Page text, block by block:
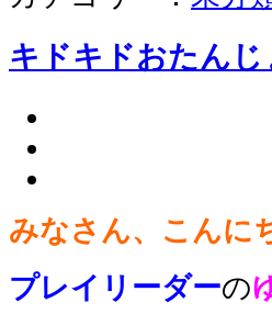
キドキドおたん
みなさん、こん
プレイリーダーの